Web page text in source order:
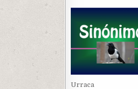
Urraca